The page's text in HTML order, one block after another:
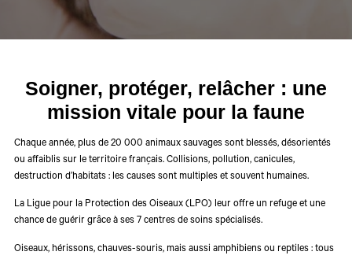
Soigner, protéger, relâcher : une
mission vitale pour la faune
Chaque année, plus de 20 000 animaux sauvagessont blessés, désorientés
ou affaiblis sur le territoire français. Collisions, pollution, canicules,
destruction d’habitats : les causes sont multiples et souvent humaines.
La Ligue pour la Protection des Oiseaux (LPO) leur offre un refuge et une
chance de guérir grâce à ses 7 centres de soins spécialisés.
Oiseaux, hérissons, chauves-souris, mais aussi amphibiens ou reptiles : tous